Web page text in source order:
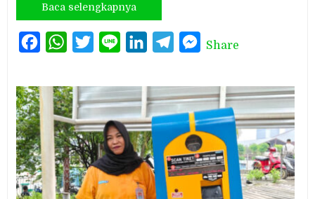
Baca selengkapnya
FacebookWhatsAppTwitterLine LinkedInTelegramMessenger
Share